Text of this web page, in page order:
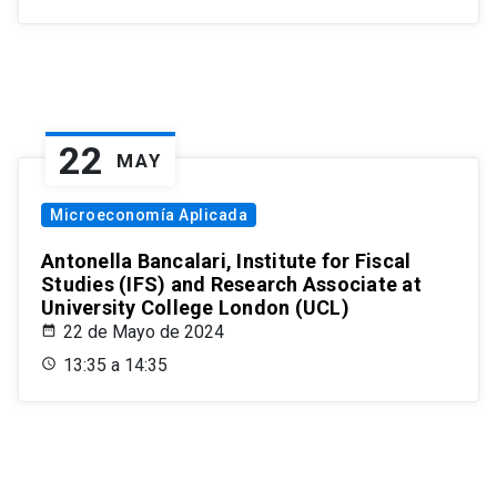
22 MAY
Microeconomía Aplicada
Antonella Bancalari, Institute for Fiscal
Studies (IFS) and Research Associate at
University College London (UCL)
22 de Mayo de 2024
13:35 a 14:35